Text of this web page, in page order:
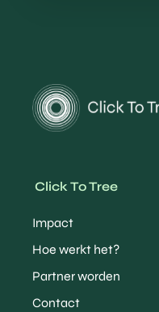
Click To Tree
Impact
Hoe werkt het?
Partner worden
Contact